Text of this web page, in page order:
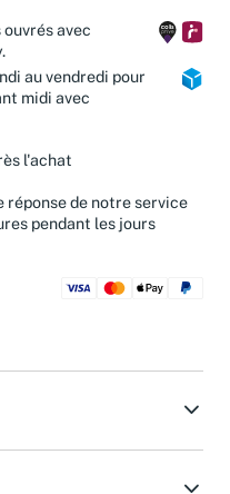
avec
au vendredi pour
midi avec
l'achat
réponse de notre service
pendant les jours